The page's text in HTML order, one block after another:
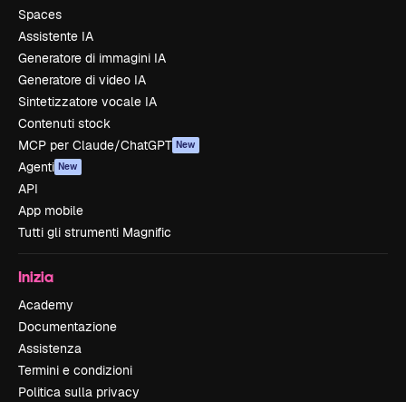
Spaces
Assistente IA
Generatore di immagini IA
Generatore di video IA
Sintetizzatore vocale IA
Contenuti stock
MCP per Claude/ChatGPT New
Agenti New
API
App mobile
Tutti gli strumenti Magnific
Inizia
Academy
Documentazione
Assistenza
Termini e condizioni
Politica sulla privacy